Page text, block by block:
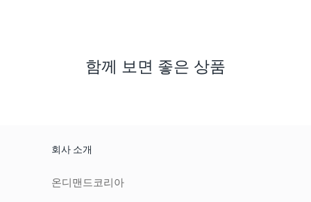
함께 보면 좋은 상품
회사 소개
온디맨드코리아